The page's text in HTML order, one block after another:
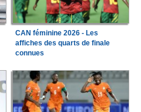
CAN féminine 2026 - Les
affiches des quarts de finale
connues